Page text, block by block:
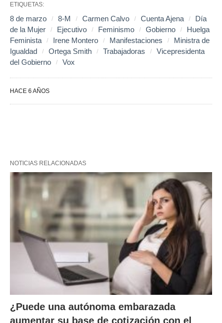
ETIQUETAS:
8 de marzo 8-M Carmen Calvo Cuenta Ajena
Día
de la Mujer
Ejecutivo Feminismo Gobierno
Huelga
Feminista
Irene Montero Manifestaciones
Ministra de
Igualdad
Ortega Smith Trabajadoras
Vicepresidenta
del Gobierno
Vox
HACE 6 AÑOS
NOTICIAS RELACIONADAS
¿Puede una autónoma embarazada
aumentar su base de cotización con el